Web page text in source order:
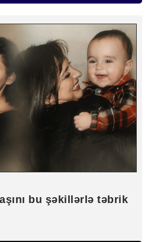
bu şəkillərlə təbrik